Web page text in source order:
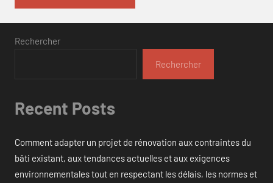
Rechercher
Rechercher
Recent Posts
Comment adapter un projet de rénovation aux contraintes du
bâti existant, aux tendances actuelles et aux exigences
environnementales tout en respectant les délais, les normes et